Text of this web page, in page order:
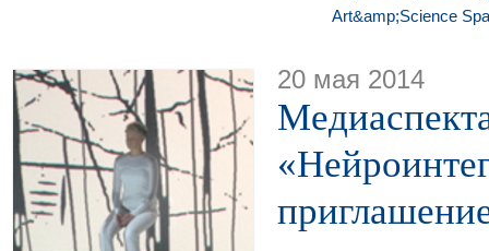
Art&amp;Science
20 мая 2014